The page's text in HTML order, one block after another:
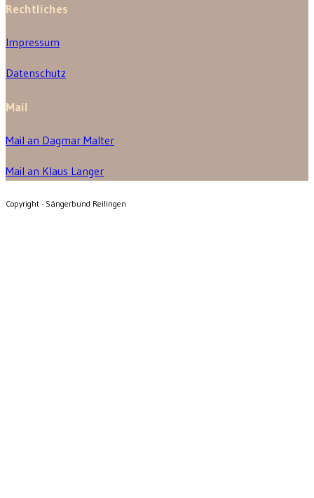
Rechtliches
Impressum
Datenschutz
Mail
Mail an Dagmar Malter
Mail an Klaus Langer
Copyright - Sängerbund Reilingen